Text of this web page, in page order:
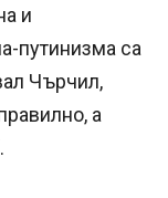
и
путинизма са
Чърчил,
а